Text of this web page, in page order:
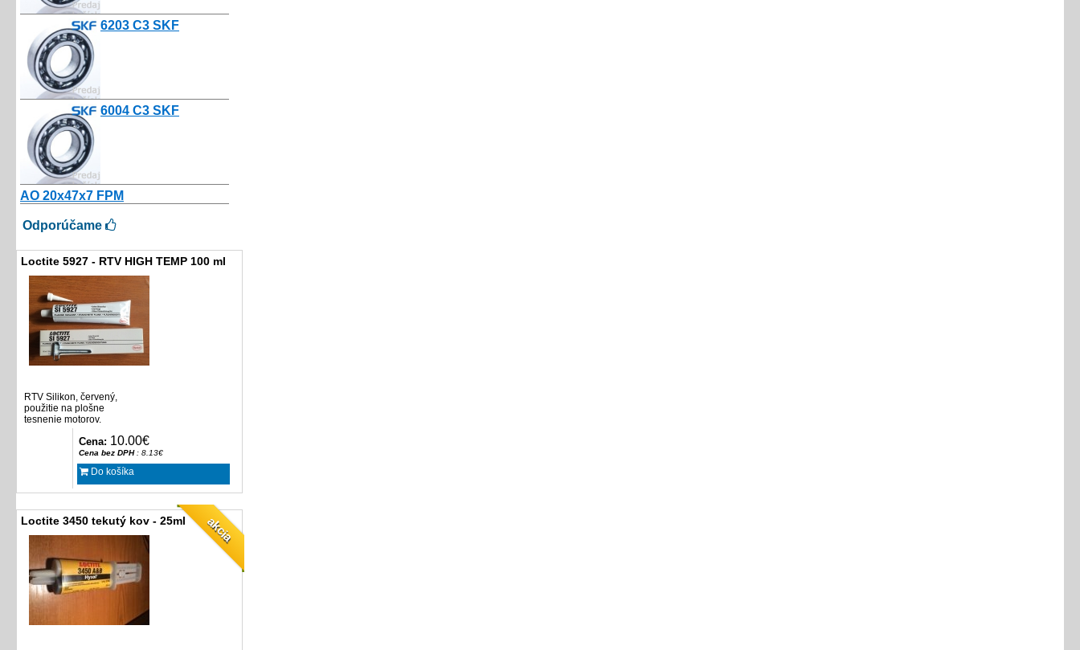
6203 C3 SKF
6004 C3 SKF
AO 20x47x7 FPM
Odporúčame
Loctite 5927 - RTV HIGH TEMP 100 ml
RTV Silikon, červený,
použitie na plošne
tesnenie motorov.
Cena: 10.00€
Cena bez DPH: 8.13€
Do košíka
Loctite 3450 tekutý kov - 25ml akcia